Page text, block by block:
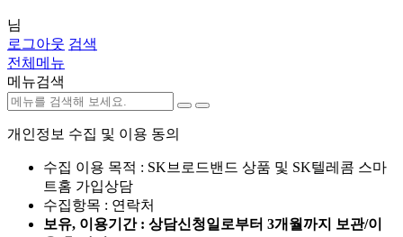
님
로그아웃 검색
전체메뉴
메뉴검색
개인정보 수집 및 이용 동의
수집 이용 목적 : SK브로드밴드 상품 및 SK텔레콤 스마
트홈 가입상담
수집항목 : 연락처
보유, 이용기간 : 상담신청일로부터 3개월까지 보관/이